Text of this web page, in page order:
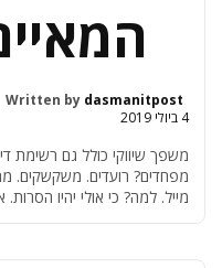
Written by dasmanitpost
4 ביולי 2019
משפך שיווקי כולל גם רשימת
מפחדים? רועדים. משקשקים.
מייל. למה? כי אולי יהיו